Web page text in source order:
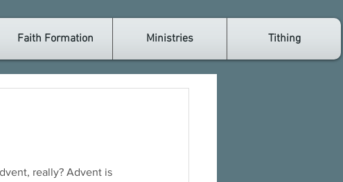
Faith Formation Ministries Tithing